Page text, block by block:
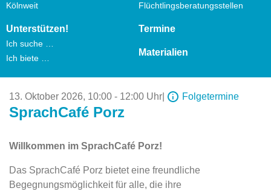
Kölnweit
Flüchtlingsberatungsstellen
Unterstützen!
Ich suche …
Ich biete …
Termine
Materialien
13. Oktober 2026, 10:00 - 12:00 Uhr Folgetermine
SprachCafé Porz
Willkommen im SprachCafé Porz!
Das SprachCafé Porz bietet eine freundliche
Begegnungsmöglichkeit für alle, die ihre